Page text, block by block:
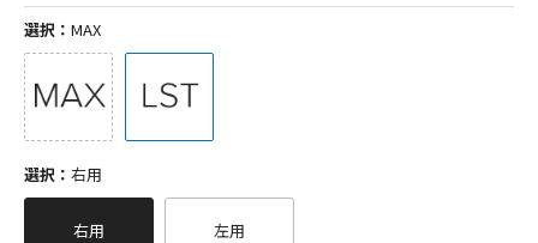
選択： MAX
選択： 右用
右用 左用